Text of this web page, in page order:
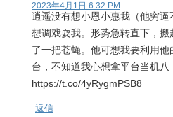
2023年4月1日 6:32 PM
逍遥没有想小恩小惠我（他穷
想调戏耍我。形势急转直下，
了一把苍蝇。他可想我要利用
台，不知道我心想拿平台当机八
https://t.co/4yRygmPSB8
返信